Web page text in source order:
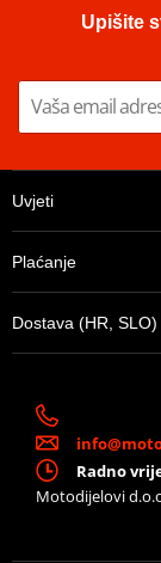
Upišite
Uvjeti
Plaćanje
Dostava (HR, SLO)
Radno
Motodijelovi